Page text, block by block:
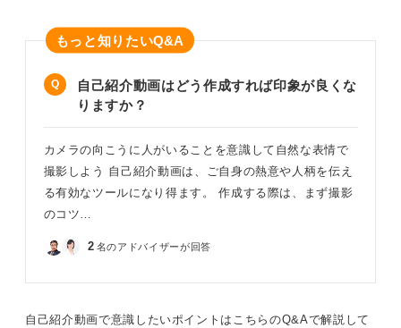
もっと知りたいQ&A
自己紹介動画はどう作成すれば印象が良くな
りますか？
カメラの向こうに人がいることを意識して自然な表情で
撮影しよう 自己紹介動画は、ご自身の熱意や人柄を伝え
る有効なツールになり得ます。 作成する際は、まず撮影
のコツ…
2 名のアドバイザーが回答
自己紹介動画で意識したいポイントはこちらのQ&Aで解説して